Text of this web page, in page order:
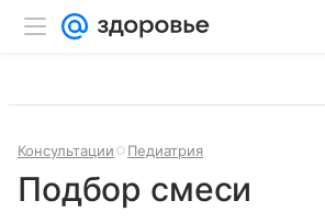
Консультации Педиатрия
Подбор смеси